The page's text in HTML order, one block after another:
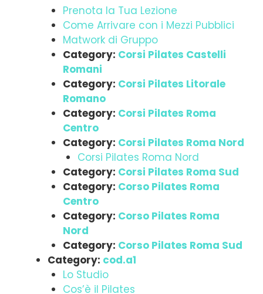
Prenota la Tua Lezione
Come Arrivare con i Mezzi Pubblici
Matwork di Gruppo
Category: Corsi Pilates Castelli
Romani
Category: Corsi Pilates Litorale
Romano
Category: Corsi Pilates Roma
Centro
Category: Corsi Pilates Roma Nord
Corsi Pilates Roma Nord
Category: Corsi Pilates Roma Sud
Category: Corso Pilates Roma
Centro
Category: Corso Pilates Roma
Nord
Category: Corso Pilates Roma Sud
Category: cod.a1
Lo Studio
Cos’è il Pilates